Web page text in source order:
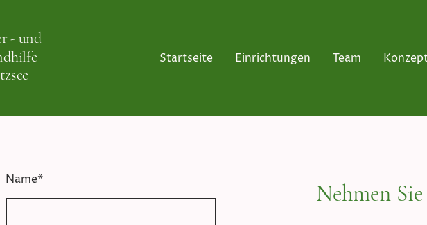
- und
Startseite Einrichtungen Team
Name*
Nehmen